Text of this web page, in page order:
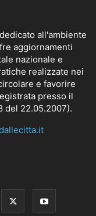
all'ambiente
aggiornamenti
nazionale e
realizzate nei
e favorire
presso il
del 22.05.2007).